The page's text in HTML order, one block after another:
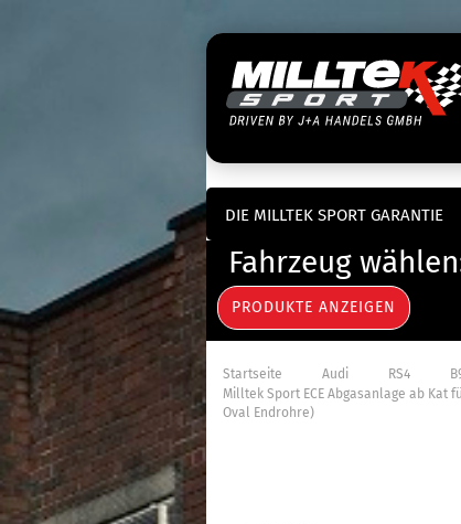
DIE MILLTEK SPORT GARANTIE
Fahrzeug
Startseite Audi RS4
Milltek Sport ECE Abgasanlage ab Kat
Oval Endrohre)